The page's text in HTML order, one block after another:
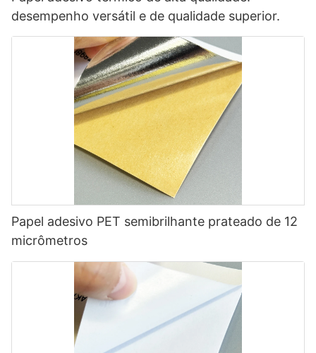
desempenho versátil e de qualidade superior.
Papel adesivo PET semibrilhante prateado de 12
micrômetros